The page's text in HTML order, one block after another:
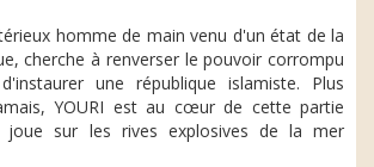
homme de main venu d'un état de la
cherche à renverser le pouvoir corrompu
une république islamiste. Plus
YOURI est au cœur de cette partie
joue sur les rives explosives de la mer